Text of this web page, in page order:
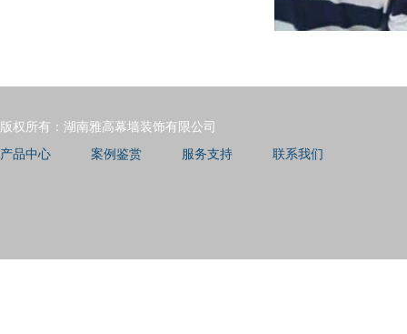
版权所有：湖南雅高幕墙装饰有限公司
产品中心
案例鉴赏 服务支持 联系我们